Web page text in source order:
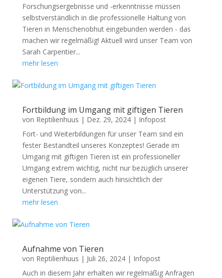
Forschungsergebnisse und -erkenntnisse müssen
selbstverständlich in die professionelle Haltung von
Tieren in Menschenobhut eingebunden werden - das
machen wir regelmäßig! Aktuell wird unser Team von
Sarah Carpentier...
mehr lesen
Fortbildung im Umgang mit giftigen Tieren
von Reptilienhuus | Dez. 29, 2024| Infopost
Fort- und Weiterbildungen für unser Team sind ein
fester Bestandteil unseres Konzeptes! Gerade im
Umgang mit giftigen Tieren ist ein professioneller
Umgang extrem wichtig, nicht nur bezüglich unserer
eigenen Tiere, sondern auch hinsichtlich der
Unterstützung von...
mehr lesen
Aufnahme von Tieren
von Reptilienhuus | Juli 26, 2024| Infopost
Auch in diesem Jahr erhalten wir regelmäßig Anfragen